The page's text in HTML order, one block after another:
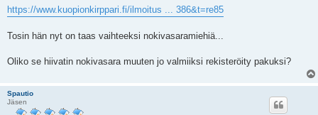
i
https://www.kuopionkirppari.fi/ilmoitus ... 386&t=re85
Tosin hän nyt on taas vaihteeksi nokivasaramiehiä...
Oliko se hiivatin nokivasara muuten jo valmiiksi rekisteröity pakuksi?
Spautio
Jäsen